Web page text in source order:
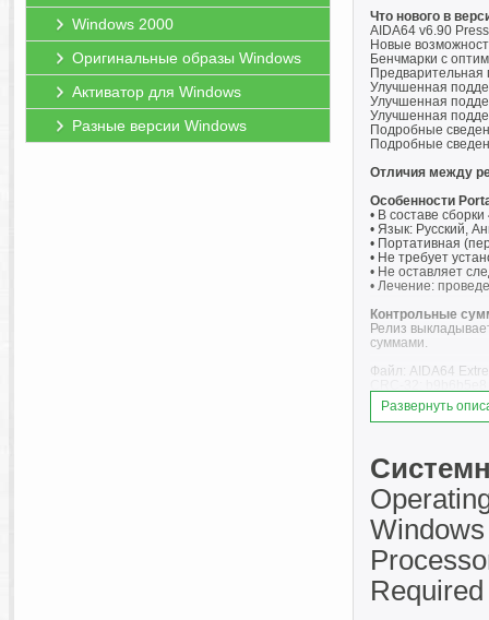
Windows 2000
Оригинальные образы Windows
Активатор для Windows
Разные версии Windows
Что нового в
AIDA64 v6.90
Новые
Бенчмарки с
Предварительная
Улучшенная
Улучшенная
Улучшенная
Подробные
Подробные
Отличия между
Особенности
• В составе
• Язык: Русский,
• Портативная
• Не требует
• Не оставляет
• Лечение:
Контрольные
Релиз
суммами.
Файл: AIDA64
MD5:
SHA-1:
Развернуть